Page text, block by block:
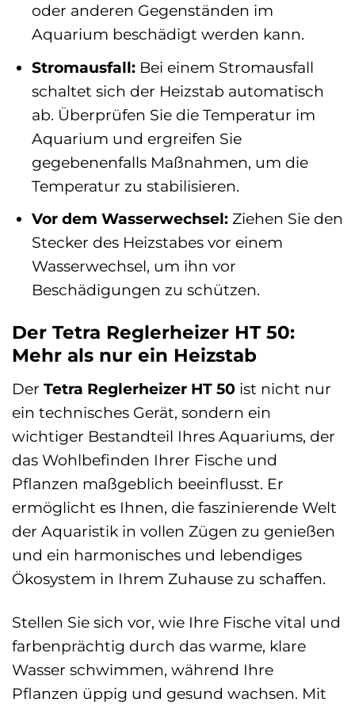
oder anderen Gegenständen im
Aquarium beschädigt werden kann.
Stromausfall:Bei einem Stromausfall
schaltet sich der Heizstab automatisch
ab. Überprüfen Sie die Temperatur im
Aquarium und ergreifen Sie
gegebenenfalls Maßnahmen, um die
Temperatur zu stabilisieren.
Vor dem Wasserwechsel:Ziehen Sie den
Stecker des Heizstabes vor einem
Wasserwechsel, um ihn vor
Beschädigungen zu schützen.
Der Tetra Reglerheizer HT 50:
Mehr als nur ein Heizstab
Der Tetra Reglerheizer HT 50 ist nicht nur
ein technisches Gerät, sondern ein
wichtiger Bestandteil Ihres Aquariums, der
das Wohlbefinden Ihrer Fische und
Pflanzen maßgeblich beeinflusst. Er
ermöglicht es Ihnen, die faszinierende Welt
der Aquaristik in vollen Zügen zu genießen
und ein harmonisches und lebendiges
Ökosystem in Ihrem Zuhause zu schaffen.
Stellen Sie sich vor, wie Ihre Fische vital und
farbenprächtig durch das warme, klare
Wasser schwimmen, während Ihre
Pflanzen üppig und gesund wachsen. Mit